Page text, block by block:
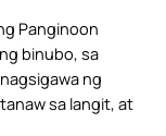
Panginoon
binubo, sa
ng
sa langit, at